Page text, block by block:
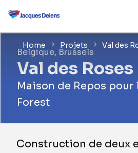
Home Projets Val des
Belgique, Brussels
Val des Roses
Maison de Repos pour
Forest
Construction de deux